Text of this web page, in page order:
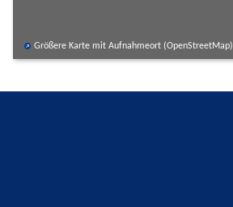
Größere Karte mit Aufnahmeort (OpenStreetMap)